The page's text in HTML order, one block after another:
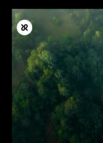
Produtos
Notícias
Descarregar
Mais